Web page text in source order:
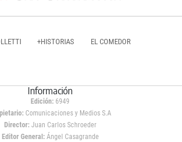
+HISTORIAS EL COMEDOR
Información
Edición: 6949
Comunicaciones y Medios S.A
Director: Juan Carlos Schroeder
Editor General:Ángel Casagrande